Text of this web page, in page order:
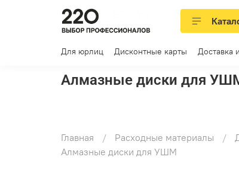
Для юрлиц Дисконтные карты Доставка
Алмазные диски для
Главная Расходные материалы
Алмазные диски для УШМ